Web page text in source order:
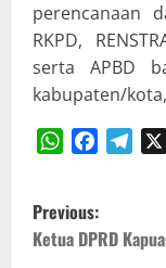
perencanaan
RKPD,
serta APBD
kabupaten/
P
o
Previous:
Ketua DPRD